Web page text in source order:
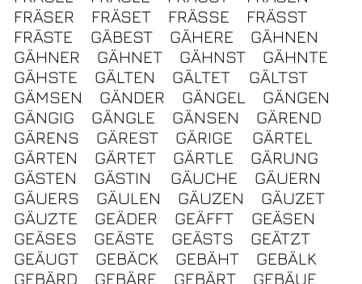
FRÄSER
FRÄSET FRÄSSE
FRÄSST
FRÄSTE
GÄBEST GÄHERE
GÄHNEN
GÄHNER
GÄHNET GÄHNST
GÄHNTE
GÄHSTE
GÄLTEN GÄLTET
GÄLTST
GÄMSEN
GÄNDER GÄNGEL
GÄNGEN
GÄNGIG
GÄNGLE GÄNSEN
GÄREND
GÄRENS
GÄREST GÄRIGE
GÄRTEL
GÄRTEN
GÄRTET GÄRTLE
GÄRUNG
GÄSTEN
GÄSTIN GÄUCHE
GÄUERN
GÄUERS
GÄULEN GÄUZEN
GÄUZET
GÄUZTE
GEÄDER GEÄFFT
GEÄSEN
GEÄSES
GEÄSTE GEÄSTS
GEÄTZT
GEÄUGT
GEBÄCK GEBÄHT
GEBÄLK
GEBÄRD
GEBÄRE GEBÄRT
GEBÄUE